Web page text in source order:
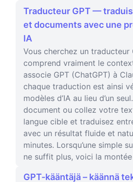
Traducteur GPT —
et documents avec une
IA
Vous cherchez un traducteur
comprend vraiment le
associe GPT (ChatGPT) à
chaque traduction est ainsi
modèles d’IA au lieu d’un
document ou collez votre
langue cible et traduisez
avec un résultat fluide et
minutes. Lorsqu’une simple
ne suffit plus, voici la
GPT-kääntäjä – käännä